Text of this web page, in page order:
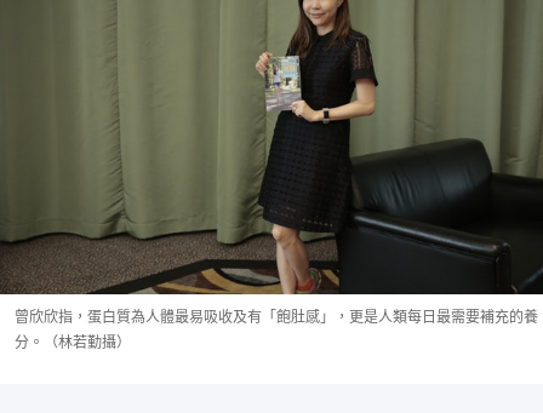
曾欣欣指，蛋白質為人體最易吸收及有「飽肚感」，更是人類每日最需要補充的養
分。（林若勤攝）